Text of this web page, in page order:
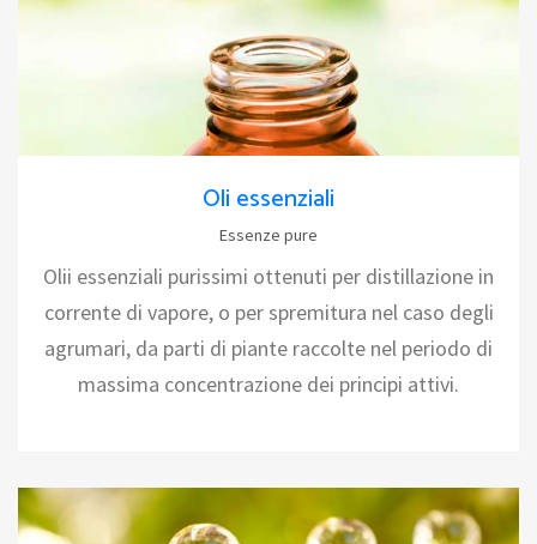
Oli essenziali
Essenze pure
Olii essenziali purissimi ottenuti per distillazione in
corrente di vapore, o per spremitura nel caso degli
agrumari, da parti di piante raccolte nel periodo di
massima concentrazione dei principi attivi.